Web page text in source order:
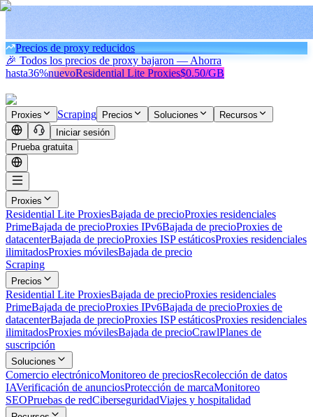
Precios de proxy reducidos
🎉 Todos los precios de proxy bajaron — Ahorra
hasta36%nuevoResidential Lite Proxies$0.50/GB
Proxies Scraping Precios Soluciones
Recursos
Iniciar sesión
Prueba gratuita
Proxies
Residential Lite ProxiesBajada de precioProxies residenciales
PrimeBajada de precioProxies IPv6Bajada de precioProxies de
datacenterBajada de precioProxies ISP estáticosProxies residenciales
ilimitadosProxies móvilesBajada de precio
Scraping
Precios
Residential Lite ProxiesBajada de precioProxies residenciales
PrimeBajada de precioProxies IPv6Bajada de precioProxies de
datacenterBajada de precioProxies ISP estáticosProxies residenciales
ilimitadosProxies móvilesBajada de precioCrawlPlanes de
suscripción
Soluciones
Comercio electrónicoMonitoreo de preciosRecolección de datos
IAVerificación de anunciosProtección de marcaMonitoreo
SEOPruebas de redCiberseguridadViajes y hospitalidad